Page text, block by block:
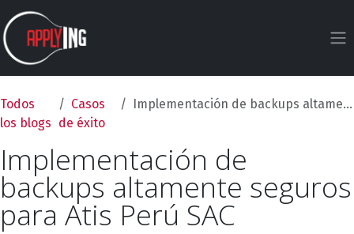
Ir al contenido
Todos
los blogs
Casos
de éxito
Implementación de backups altamente seguros para Atis Perú SAC
Implementación de
backups altamente seguros
para Atis Perú SAC